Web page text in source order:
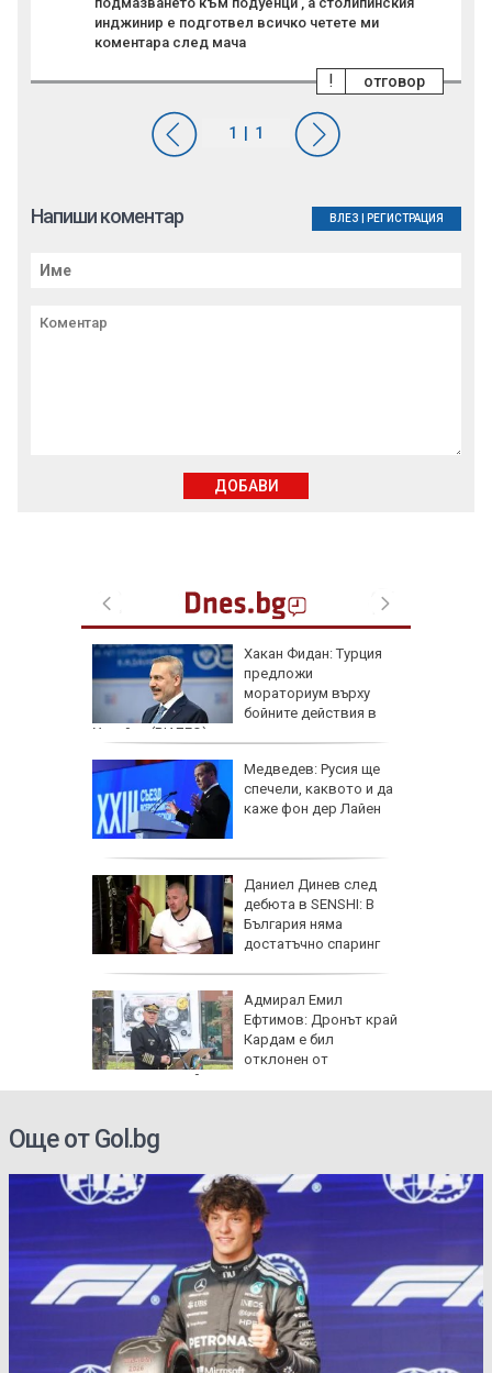
Хакан Фидан: Турция
предложи
мораториум върху
бойните действия в
Украйна (ВИДЕО)
Медведев: Русия ще
спечели, каквото и да
каже фон дер Лайен
Даниел Динев след
дебюта в SENSHI: В
България няма
достатъчно спаринг
Адмирал Емил
Ефтимов: Дронът край
Кардам е бил
отклонен от
електронна война
инджинир е подготвел всичко четете ми
коментара след мача
отговор
!
Напиши коментар ВЛЕЗ РЕГИСТРАЦИЯ
ДОБАВИ
Още от Gol.bg